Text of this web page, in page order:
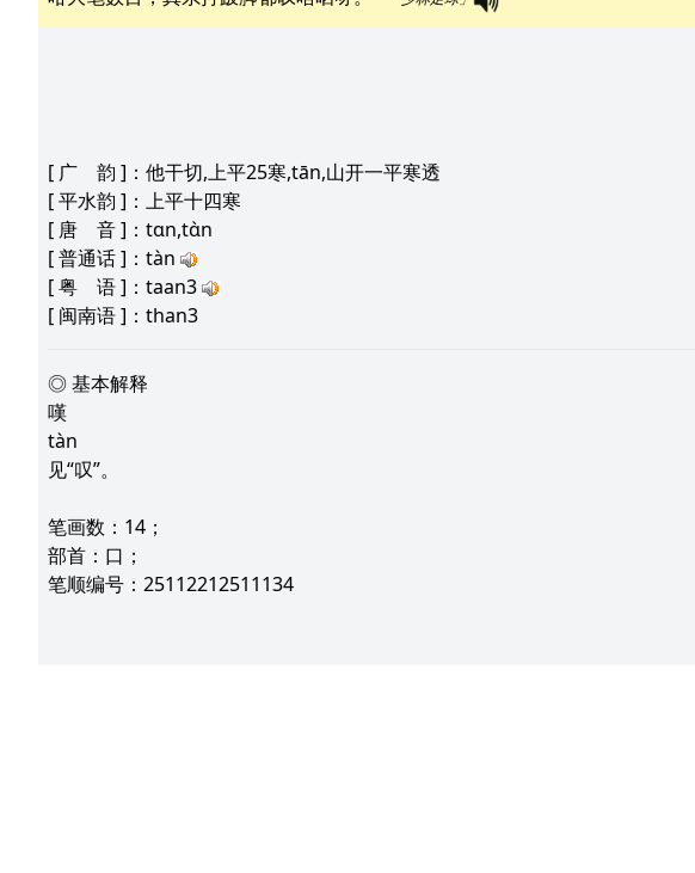
[ 广 韵 ]：他干切,上平25寒,tān,山开一平寒透
[平水韵 ]：上平十四寒
[ 唐 音]：tɑn,tɑ̀n
[普通话]：tàn
[粤 语]：taan3
[ 闽南语]：than3
◎ 基本解释
嘆
tàn
见“叹”。
笔画数：14；
部首：口；
笔顺编号：25112212511134